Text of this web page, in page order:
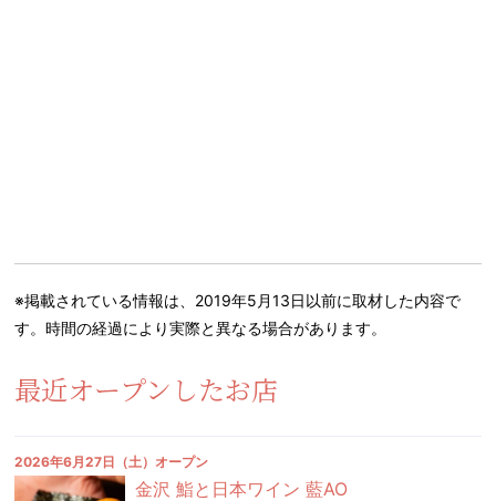
※掲載されている情報は、2019年5月13日以前に取材した内容で
す。時間の経過により実際と異なる場合があります。
最近オープンしたお店
2026年6月27日（土）オープン
金沢 鮨と日本ワイン 藍AO